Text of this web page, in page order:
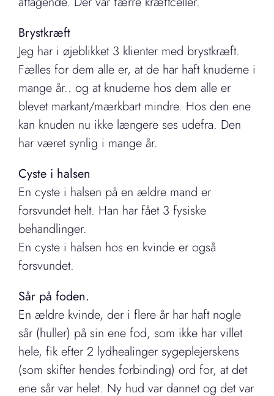
Brystkræft
Jeg har i øjeblikket 3 klienter med brystkræft.
Fælles for dem alle er, at de har haft knuderne i
mange år.. og at knuderne hos dem alle er
blevet markant/mærkbart mindre. Hos den ene
kan knuden nu ikke længere ses udefra. Den
har været synlig i mange år.
Cyste i halsen
En cyste i halsen på en ældre mand er
forsvundet helt. Han har fået 3 fysiske
behandlinger.
En cyste i halsen hos en kvinde er også
forsvundet.
Sår på foden.
En ældre kvinde, der i flere år har haft nogle
sår (huller) på sin ene fod, som ikke har villet
hele, fik efter 2 lydhealinger sygeplejerskens
(som skifter hendes forbinding) ord for, at det
ene sår var helet. Ny hud var dannet og det var